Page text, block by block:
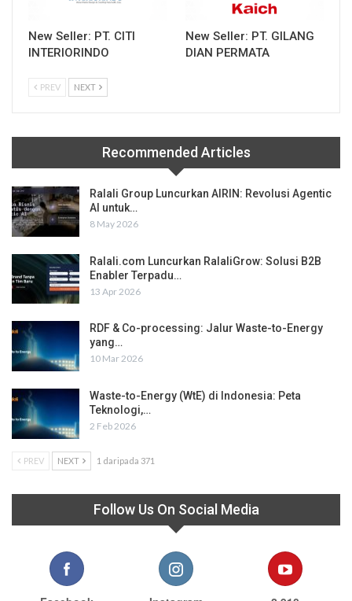
New Seller: PT. CITI
INTERIORINDO
New Seller: PT. GILANG
DIAN PERMATA
PREV NEXT
Recommended Articles
Ralali Group Luncurkan AIRIN: Revolusi Agentic
AI untuk…
8 May 2026
Ralali.com Luncurkan RalaliGrow: Solusi B2B
Enabler Terpadu…
13 Apr 2026
RDF & Co-processing: Jalur Waste-to-Energy
yang…
10 Mar 2026
Waste-to-Energy (WtE) di Indonesia: Peta
Teknologi,…
2 Feb 2026
PREV NEXT 1 daripada 371
Follow Us On Social Media